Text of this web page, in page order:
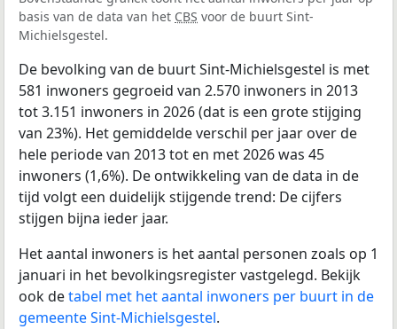
basis van de data van het CBS voor de buurt Sint-
Michielsgestel.
De bevolking van de buurt Sint-Michielsgestel is met
581 inwoners gegroeid van 2.570 inwoners in 2013
tot 3.151 inwoners in 2026 (dat is een grote stijging
van 23%). Het gemiddelde verschil per jaar over de
hele periode van 2013 tot en met 2026 was 45
inwoners (1,6%). De ontwikkeling van de data in de
tijd volgt een duidelijk stijgende trend: De cijfers
stijgen bijna ieder jaar.
Het aantal inwoners is het aantal personen zoals op 1
januari in het bevolkingsregister vastgelegd. Bekijk
ook detabel met het aantal inwoners per buurt in de
gemeente Sint-Michielsgestel.